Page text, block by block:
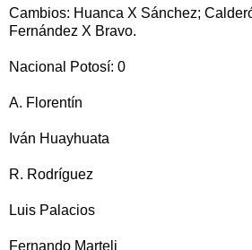
Cambios: Huanca X Sánchez;
Fernández X Bravo.
Nacional Potosí: 0
A. Florentín
Iván Huayhuata
R. Rodríguez
Luis Palacios
Fernando Marteli